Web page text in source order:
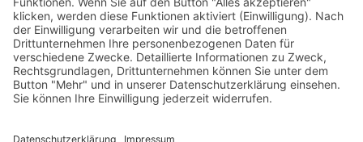
READ MORE
1 2 3 4 … 7